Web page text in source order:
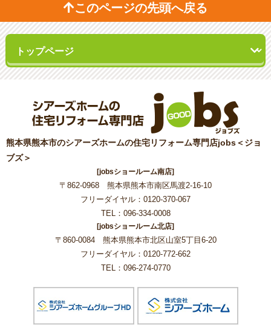
このページの先頭へ戻る
熊本県熊本市のシアーズホームの住宅リフォーム専門店jobs＜ジョ
ブズ＞
[jobsショールーム南店]
〒862-0968 熊本県熊本市南区馬渡2-16-10
フリーダイヤル：0120-370-067
TEL：096-334-0008
[jobsショールーム北店]
〒860-0084 熊本県熊本市北区山室5丁目6-20
フリーダイヤル：0120-772-662
TEL：096-274-0770